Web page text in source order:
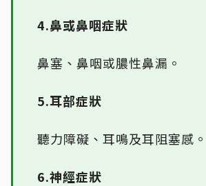
4.鼻或鼻咽症狀
鼻塞、鼻咽或膿性鼻漏。
5.耳部症狀
聽力障礙、耳鳴及耳阻塞感。
6.神經症狀